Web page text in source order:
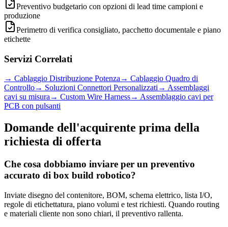
Preventivo budgetario con opzioni di lead time campioni e
produzione
Perimetro di verifica consigliato, pacchetto documentale e piano
etichette
Servizi Correlati
→ Cablaggio Distribuzione Potenza → Cablaggio Quadro di
Controllo→ Soluzioni Connettori Personalizzati → Assemblaggi
cavi su misura → Custom Wire Harness→ Assemblaggio cavi per
PCB con pulsanti
Domande dell'acquirente prima della
richiesta di offerta
Che cosa dobbiamo inviare per un preventivo
accurato di box build robotico?
Inviate disegno del contenitore, BOM, schema elettrico, lista I/O,
regole di etichettatura, piano volumi e test richiesti. Quando routing
e materiali cliente non sono chiari, il preventivo rallenta.